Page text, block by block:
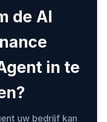
de AI
in te
uw bedrijf kan